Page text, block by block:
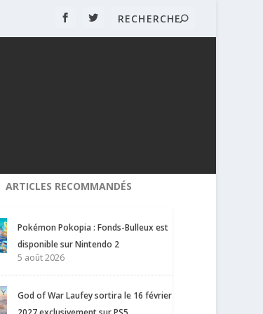
ARTICLES RECOMMANDÉS
Pokémon Pokopia : Fonds-Bulleux est
disponible sur Nintendo 2
5 août 2026
God of War Laufey sortira le 16 février